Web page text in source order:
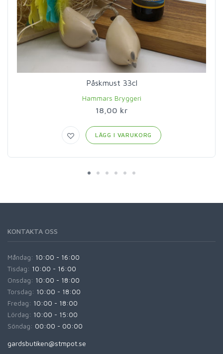
Påskmust 33cl
Hammars Bryggeri
18,00 kr
LÄGG I VARUKORG
KONTAKTA OSS
Måndag: 10:00 - 16:00
Tisdag: 10:00 - 16:00
Onsdag: 10:00 - 18:00
Torsdag: 10:00 - 18:00
Fredag: 10:00 - 18:00
Lördag: 10:00 - 15:00
Söndag: 00:00 - 00:00
gardsbutiken@stmpot.se